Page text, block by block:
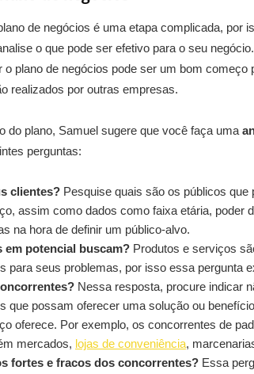
de negócios é uma etapa complicada, por
o que pode ser efetivo para o seu
plano de negócios pode ser um bom começo
realizados por outras empresas.
do plano, Samuel sugere que você faça uma
perguntas:
clientes? Pesquise quais são os públicos
assim como dados como faixa etária, poder
na hora de definir um público-alvo.
em potencial buscam? Produtos e serviços
para seus problemas, por isso essa pergunta
Nessa resposta, procure indicar
que possam oferecer uma solução ou
oferece. Por exemplo, os concorrentes de
mercados, lojas de conveniência,
fortes e fracos dos concorrentes? Essa